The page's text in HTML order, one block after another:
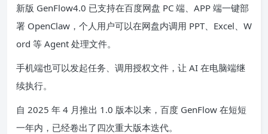
新版 GenFlow4.0 已支持在百度网盘 PC 端、APP 端一键部
署 OpenClaw，个人用户可以在网盘内调用 PPT、Excel、W
ord 等 Agent 处理文件。
手机端也可以发起任务、调用授权文件，让 AI 在电脑端继
续执行。
自 2025 年 4 月推出 1.0 版本以来，百度 GenFlow 在短短
一年内，已经卷出了四次重大版本迭代。